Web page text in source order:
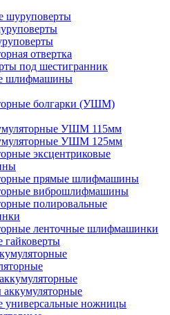
шуруповерты
отвертка
под шестигранник
шлифмашины
болгарки (УШМ)
УШМ 115мм
УШМ 125мм
эксцентриковые
прямые шлифмашины
виброшлифмашины
полировальные
ленточные шлифмашинки
гайковерты
универсальные ножницы